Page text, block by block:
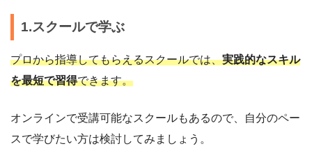
1.スクールで学ぶ
プロから指導してもらえるスクールでは、実践的なスキル
を最短で習得できます。
オンラインで受講可能なスクールもあるので、自分のペー
スで学びたい方は検討してみましょう。